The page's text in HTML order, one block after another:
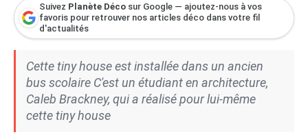
Suivez Planète Déco sur Google — ajoutez-nous à vos
favoris pour retrouver nos articles déco dans votre fil
d'actualités
Cette tiny house est installée dans un ancien
bus scolaire C'est un étudiant en architecture,
Caleb Brackney, qui a réalisé pour lui-même
cette tiny house